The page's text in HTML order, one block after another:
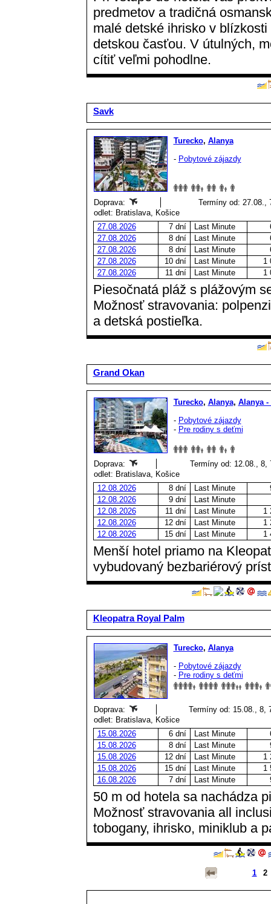
predmetov a tradičná
malé detské ihrisko v
detskou časťou. V útulných,
cítiť veľmi pohodlne.
Savk
Turecko, Alanya
- Pobytové zájazdy
Doprava:
Termíny od: 27.08.,
odlet: Bratislava, Košice
27.08.2026
7 dní Last Minute
27.08.2026
8 dní Last Minute
27.08.2026
8 dní Last Minute
27.08.2026
10 dní Last Minute
1
27.08.2026
11 dní Last Minute 1
Piesočnatá pláž s plážovým
Možnosť stravovania:
a detská postieľka.
Grand Okan
Turecko, Alanya, Alanya
- Pobytové zájazdy
- Pre rodiny s deťmi
Doprava:
Termíny od: 12.08., 8,
odlet: Bratislava, Košice
12.08.2026
8 dní Last Minute
12.08.2026
9 dní
Last Minute
12.08.2026
11 dní Last Minute
1
12.08.2026
12 dní Last Minute
1
12.08.2026
15 dní Last Minute 1
Menší hotel priamo na
vybudovaný bezbariérový
Kleopatra Royal Palm
Turecko, Alanya
- Pobytové zájazdy
- Pre rodiny s deťmi
Doprava:
Termíny od: 15.08., 8,
odlet: Bratislava, Košice
15.08.2026
6 dní Last Minute
15.08.2026
8 dní Last Minute
15.08.2026
12 dní Last Minute
1
15.08.2026
15 dní Last Minute
1
16.08.2026
7 dní Last Minute
50 m od hotela sa nachádza
Možnosť stravovania all
tobogany, ihrisko, miniklub a
1 2